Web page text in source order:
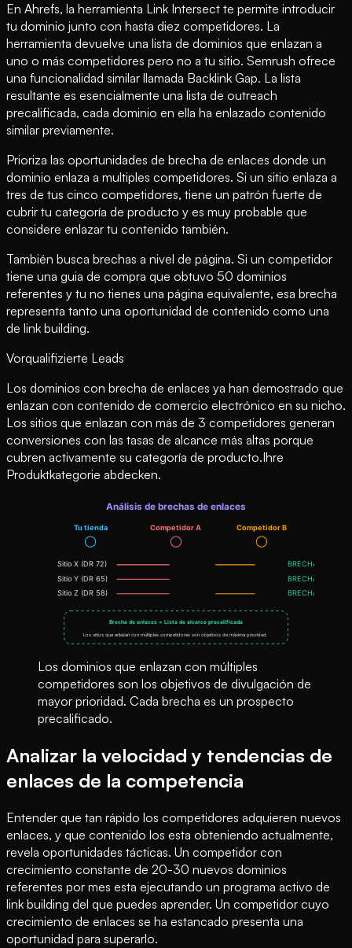
En Ahrefs, la herramienta Link Intersect te permite introducir
tu dominio junto con hasta diez competidores. La
herramienta devuelve una lista de dominios que enlazan a
uno o más competidores pero no a tu sitio. Semrush ofrece
una funcionalidad similar llamada Backlink Gap. La lista
resultante es esencialmente una lista de outreach
precalificada, cada dominio en ella ha enlazado contenido
similar previamente.
Prioriza las oportunidades de brecha de enlaces donde un
dominio enlaza a multiples competidores. Si un sitio enlaza a
tres de tus cinco competidores, tiene un patrón fuerte de
cubrir tu categoría de producto y es muy probable que
considere enlazar tu contenido también.
También busca brechas a nivel de página. Si un competidor
tiene una guia de compra que obtuvo 50 dominios
referentes y tu no tienes una página equivalente, esa brecha
representa tanto una oportunidad de contenido como una
de link building.
Vorqualifizierte Leads
Los dominios con brecha de enlaces ya han demostrado que
enlazan con contenido de comercio electrónico en su nicho.
Los sitios que enlazan con más de 3 competidores generan
conversiones con las tasas de alcance más altas porque
cubren activamente su categoría de producto.Ihre
Produktkategorie abdecken.
Los dominios que enlazan con múltiples
competidores son los objetivos de divulgación de
mayor prioridad. Cada brecha es un prospecto
precalificado.
Analizar la velocidad y tendencias de
enlaces de la competencia
Entender que tan rápido los competidores adquieren nuevos
enlaces, y que contenido los esta obteniendo actualmente,
revela oportunidades tácticas. Un competidor con
crecimiento constante de 20-30 nuevos dominios
referentes por mes esta ejecutando un programa activo de
link building del que puedes aprender. Un competidor cuyo
crecimiento de enlaces se ha estancado presenta una
oportunidad para superarlo.